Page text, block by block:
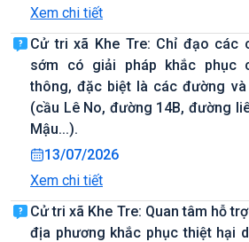
Xem chi tiết
Cử tri xã Khe Tre: Chỉ đạo các
sớm có giải pháp khắc phục
thông, đặc biệt là các đường
(cầu Lê No, đường 14B, đường
Mậu...).
13/07/2026
Xem chi tiết
Cử tri xã Khe Tre: Quan tâm hỗ
địa phương khắc phục thiệt hại